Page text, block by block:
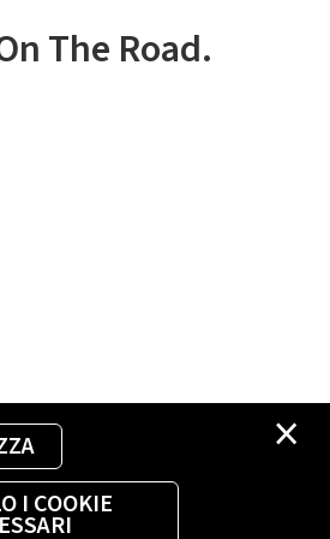
×
I COOKIE
The Road.